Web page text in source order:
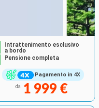
Pagamento in 4X
Intrattenimento esclusivo
a bordo
Pensione completa
da 1 999 €